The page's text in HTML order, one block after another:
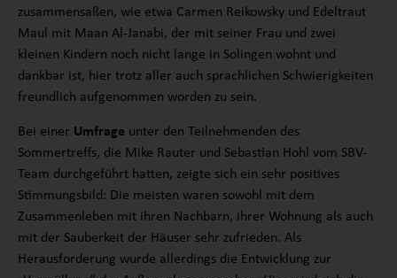
zusammensaßen, wie etwa Carmen Reikowsky und Edeltraut
Maul mit Maan Al-Janabi, der mit seiner Frau und zwei
kleinen Kindern noch nicht lange in Solingen wohnt und
dankbar ist, hier trotz aller auch sprachlichen Schwierigkeiten
freundlich aufgenommen worden zu sein.
Bei einer Umfrage unter den Teilnehmenden des
Sommertreffs, die Mike Rauter und Sebastian Hohl vom SBV-
Team durchgeführt hatten, zeigte sich ein sehr positives
Stimmungsbild: Die meisten waren sowohl mit dem
Zusammenleben mit ihren Nachbarn, ihrer Wohnung als auch
mit der Sauberkeit der Häuser sehr zufrieden. Als
Herausforderung wurde allerdings die Entwicklung zur